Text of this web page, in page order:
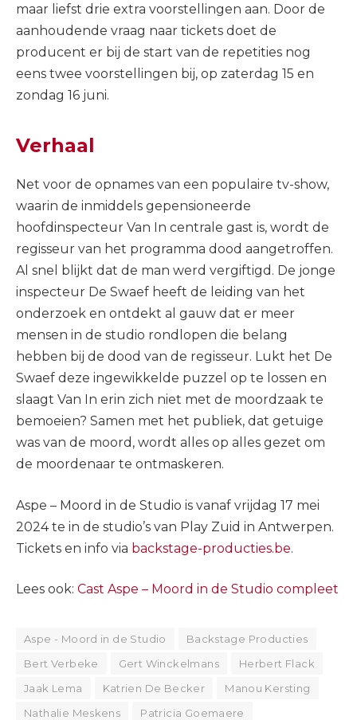
maar liefst drie extra voorstellingen aan. Door de
aanhoudende vraag naar tickets doet de
producent er bij de start van de repetities nog
eens twee voorstellingen bij, op zaterdag 15 en
zondag 16 juni.
Verhaal
Net voor de opnames van een populaire tv-show,
waarin de inmiddels gepensioneerde
hoofdinspecteur Van In centrale gast is, wordt de
regisseur van het programma dood aangetroffen.
Al snel blijkt dat de man werd vergiftigd. De jonge
inspecteur De Swaef heeft de leiding van het
onderzoek en ontdekt al gauw dat er meer
mensen in de studio rondlopen die belang
hebben bij de dood van de regisseur. Lukt het De
Swaef deze ingewikkelde puzzel op te lossen en
slaagt Van In erin zich niet met de moordzaak te
bemoeien? Samen met het publiek, dat getuige
was van de moord, wordt alles op alles gezet om
de moordenaar te ontmaskeren.
Aspe – Moord in de Studio is vanaf vrijdag 17 mei
2024 te in de studio’s van Play Zuid in Antwerpen.
Tickets en info via backstage-producties.be.
Lees ook: Cast Aspe – Moord in de Studio compleet
Aspe - Moord in de Studio
Backstage Producties
Bert Verbeke
Gert Winckelmans
Herbert Flack
Jaak Lema
Katrien De Becker
Manou Kersting
Nathalie Meskens
Patricia Goemaere